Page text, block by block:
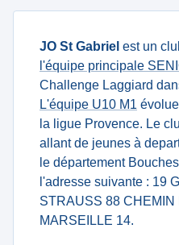
JO St Gabriel est un
l'équipe principale
Challenge Laggiard
L'équipe U10 M1
la ligue Provence. Le
allant de jeunes à
le département
l'adresse suivante : 19
STRAUSS 88
MARSEILLE 14.